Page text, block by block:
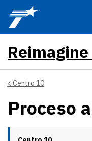
Skip to main content
Centro 10
Proceso